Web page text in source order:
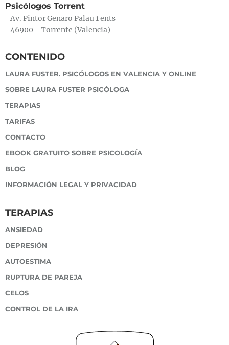
Psicólogos Torrent
Av. Pintor Genaro Palau 1 ents
46900 - Torrente (Valencia)
CONTENIDO
LAURA FUSTER. PSICÓLOGOS EN VALENCIA Y ONLINE
SOBRE LAURA FUSTER PSICÓLOGA
TERAPIAS
TARIFAS
CONTACTO
EBOOK GRATUITO SOBRE PSICOLOGÍA
BLOG
INFORMACIÓN LEGAL Y PRIVACIDAD
TERAPIAS
ANSIEDAD
DEPRESIÓN
AUTOESTIMA
RUPTURA DE PAREJA
CELOS
CONTROL DE LA IRA